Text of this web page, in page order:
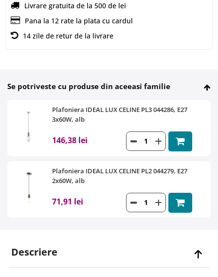
Livrare gratuita de la 500 de lei
Pana la 12 rate la plata cu cardul
14 zile de retur de la livrare
Se potriveste cu produse din aceeasi familie
Plafoniera IDEAL LUX CELINE PL3 044286, E27
3x60W, alb
146,38 lei
Plafoniera IDEAL LUX CELINE PL2 044279, E27
2x60W, alb
71,91 lei
Descriere